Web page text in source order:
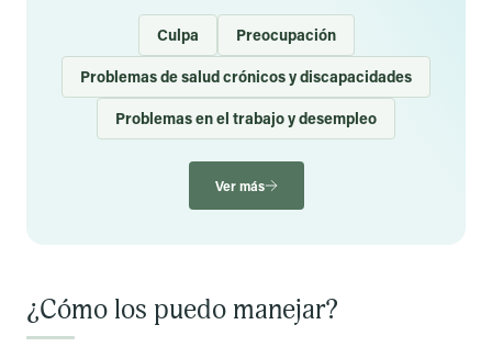
limitar tu acceso a tus propias cuentas, reteniendo dinero
o proporcionándolo únicamente a cambio de ciertas
acciones. Si te encuentras en esta situación,habla de
esto con personas de confianzay considera pedir ayuda
profesional.
Culpa
Preocupación
Problemas de salud crónicos y discapacidades
Problemas en el trabajo y desempleo
Ver más
¿Cómo los puedo manejar?